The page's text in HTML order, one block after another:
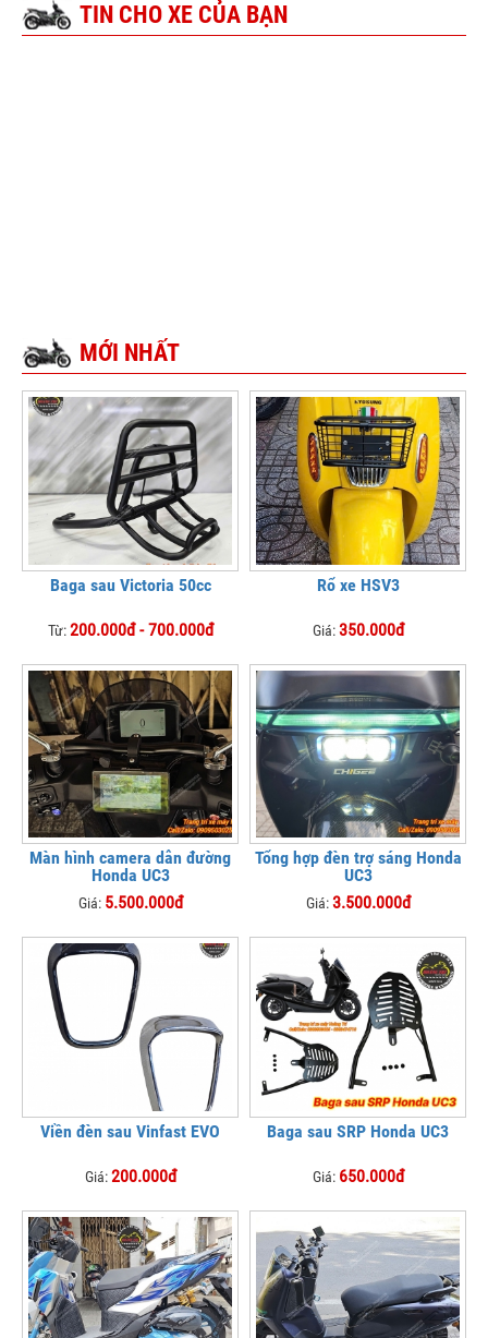
TIN CHO XE CỦA BẠN
MỚI NHẤT
Baga sau Victoria 50cc
Từ:200.000đ - 700.000đ
Rổ xe HSV3
Giá:350.000đ
Màn hình camera dẫn đường
Honda UC3
Giá: 5.500.000đ
Tổng hợp đèn trợ sáng Honda
UC3
Giá:3.500.000đ
Viền đèn sau Vinfast EVO
Giá:200.000đ
Baga sau SRP Honda UC3
Giá: 650.000đ